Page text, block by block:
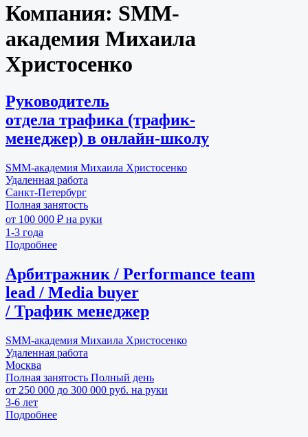
Компания: SMM-
академия Михаила
Христосенко
Руководитель
отдела трафика (трафик-
менеджер) в онлайн-школу
SMM-академия Михаила Христосенко
Удаленная работа
Санкт-Петербург
Полная занятость
от 100 000 ₽ на руки
1-3 года
Подробнее
Арбитражник / Performance team
lead / Media buyer
/ Трафик менеджер
SMM-академия Михаила Христосенко
Удаленная работа
Москва
Полная занятость Полный день
от 250 000 до 300 000 руб. на руки
3-6 лет
Подробнее